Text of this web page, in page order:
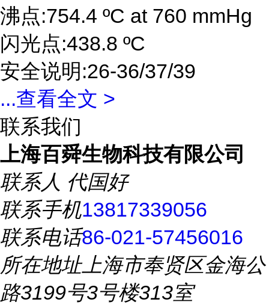
沸点:754.4 ºC at 760 mmHg
闪光点:438.8 ºC
安全说明:26-36/37/39
...查看全文 >
联系我们
上海百舜生物科技有限公司
联系人 代国好
联系手机13817339056
联系电话86-021-57456016
所在地址上海市奉贤区金海公
路3199号3号楼313室